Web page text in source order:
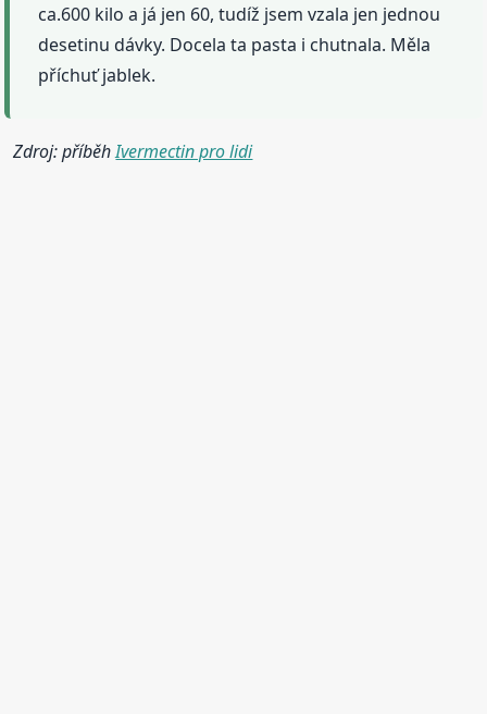
ca.600 kilo a já jen 60, tudíž jsem vzala jen jednou
desetinu dávky. Docela ta pasta i chutnala. Měla
příchuť jablek.
Zdroj: příběhIvermectin pro lidi